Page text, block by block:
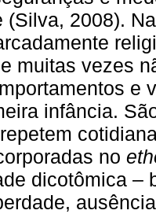
(Silva, 2008).
muitas vezes
e
infância.
no
dicotômica –